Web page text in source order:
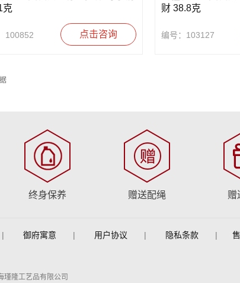
克
100852 点击咨询
财 38.8克
编号：103127
终身保养 赠送配绳 赠
| 御府寓意 | 用户协议 | 隐私条款 |
瑾隆工艺品有限公司